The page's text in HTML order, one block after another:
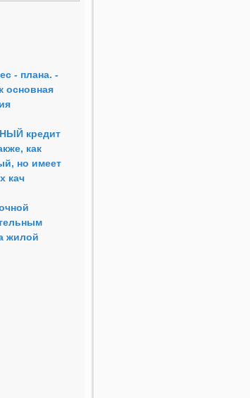
- плана. -
основная
кредит
как
но имеет
кач
жилой